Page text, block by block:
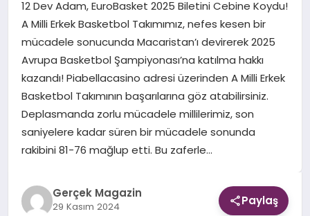
DÜNYA
12 Dev Adam, EuroBasket 2025 Biletini Cebine Koydu!
A Milli Erkek Basketbol Takımımız, nefes kesen bir
mücadele sonucunda Macaristan’ı devirerek 2025
Avrupa Basketbol Şampiyonası’na katılma hakkı
kazandı! Piabellacasino adresi üzerinden A Milli Erkek
Basketbol Takımının başarılarına göz atabilirsiniz.
Deplasmanda zorlu mücadele millilerimiz, son
saniyelere kadar süren bir mücadele sonunda
rakibini 81-76 mağlup etti. Bu zaferle…
Gerçek Magazin
29 Kasım 2024 Paylaş